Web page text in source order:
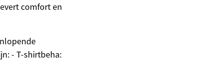
comfort en
- T-shirtbeha: